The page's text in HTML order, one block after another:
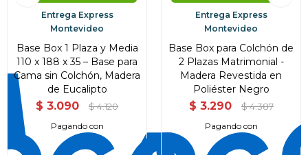
Entrega Express
Montevideo
Base Box 1 Plaza y Media
110 x 188 x 35 – Base para
Cama sin Colchón, Madera
de Eucalipto
$ 3.090 $ 4.120
Pagando con
Entrega Express
Montevideo
Base Box para Colchón de
2 Plazas Matrimonial -
Madera Revestida en
Poliéster Negro
$ 3.290 $ 4.387
Pagando con